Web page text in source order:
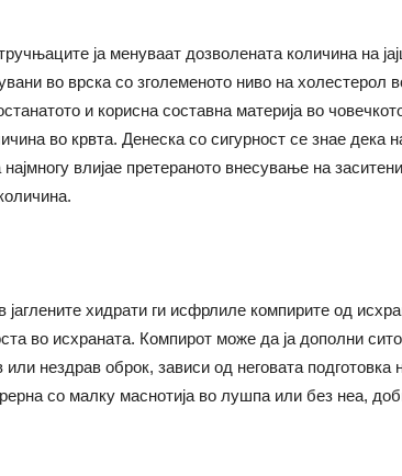
ја менуваат дозволената количина на
во врска со зголеменото ниво на холестерол
и корисна составна материја во
во крвта. Денеска со сигурност се знае дека
влијае претераното внесување на заситени
јаглените хидрати ги исфрлиле компирите од
во исхраната. Компирот може да ја дополни
нездрав оброк, зависи од неговата подготовка
со малку маснотија во лушпа или без неа,